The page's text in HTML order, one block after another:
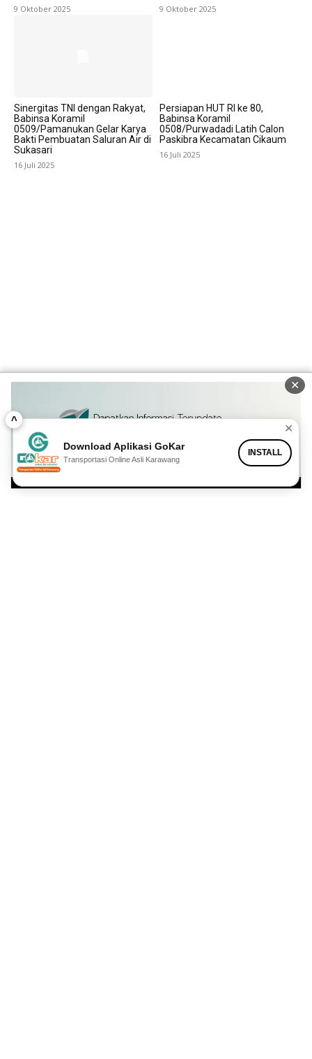
9 Oktober 2025 9 Oktober 2025
Sinergitas TNI dengan Rakyat,
Babinsa Koramil
0509/Pamanukan Gelar Karya
Bakti Pembuatan Saluran Air di
Sukasari
16 Juli 2025
Persiapan HUT RI ke 80,
Babinsa Koramil
0508/Purwadadi Latih Calon
Paskibra Kecamatan Cikaum
16 Juli 2025
✕
^
✕
Download Aplikasi GoKar
Transportasi Online Asli Karawang
INSTALL